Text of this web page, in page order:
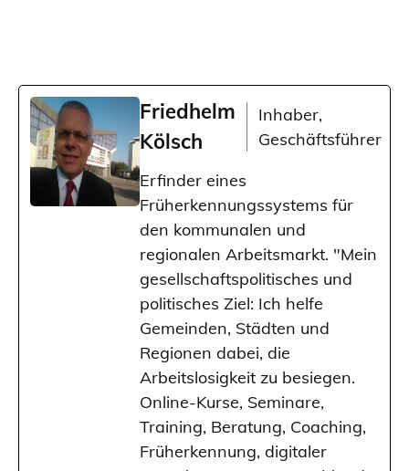
Friedhelm
Kölsch
Inhaber,
Geschäftsführer
Erfinder eines
Früherkennungssystems für
den kommunalen und
regionalen Arbeitsmarkt. "Mein
gesellschaftspolitisches und
politisches Ziel: Ich helfe
Gemeinden, Städten und
Regionen dabei, die
Arbeitslosigkeit zu besiegen.
Online-Kurse, Seminare,
Training, Beratung, Coaching,
Früherkennung, digitaler